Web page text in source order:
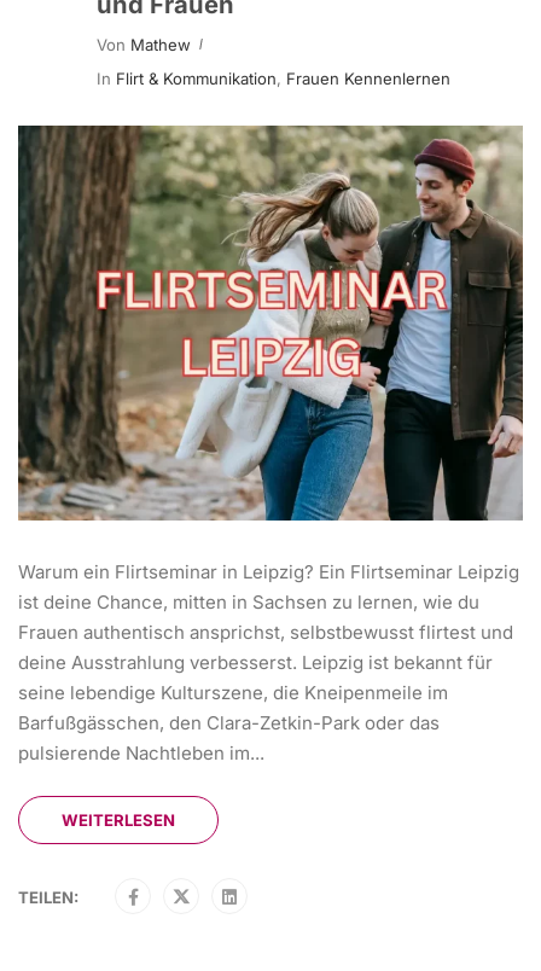
Von Mathew
In Flirt & Kommunikation, Frauen Kennenlernen
Warum ein Flirtseminar in Leipzig? Ein Flirtseminar Leipzig
ist deine Chance, mitten in Sachsen zu lernen, wie du
Frauen authentisch ansprichst, selbstbewusst flirtest und
deine Ausstrahlung verbesserst. Leipzig ist bekannt für
seine lebendige Kulturszene, die Kneipenmeile im
Barfußgässchen, den Clara-Zetkin-Park oder das
pulsierende Nachtleben im...
WEITERLESEN
TEILEN: